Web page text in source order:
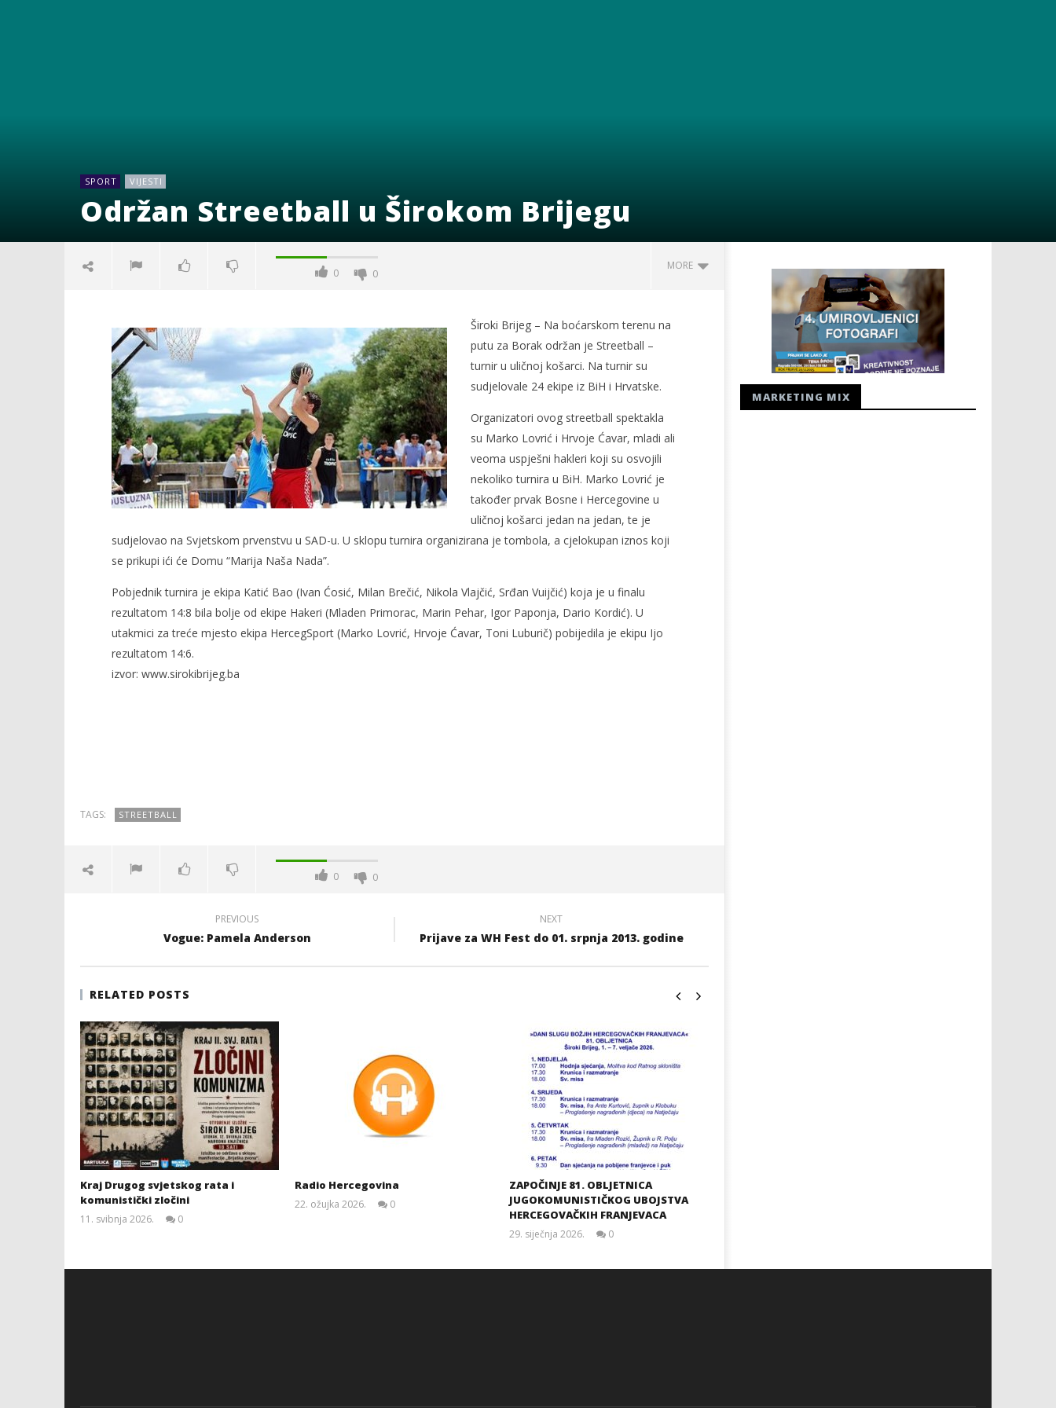
SPORT VIJESTI
Održan Streetball u Širokom Brijegu
0 0
MORE
NOW VIEWING
Održan Streetball u Širokom
Brijegu
lipnja
Rafaela
Kraj Drugog svjetskog rata i
komunistički zločini
5.
lipnja
Rafaela
Radio Hercegovina
5.
lipnja
2013.
Rafaela
Široki Brijeg – Na boćarskom terenu na
putu za Borak održan je Streetball –
turnir u uličnoj košarci. Na turnir su
sudjelovale 24 ekipe iz BiH i Hrvatske.
Organizatori ovog streetball spektakla
su Marko Lovrić i Hrvoje Ćavar, mladi ali
veoma uspješni hakleri koji su osvojili
nekoliko turnira u BiH. Marko Lovrić je
također prvak Bosne i Hercegovine u
uličnoj košarci jedan na jedan, te je
sudjelovao na Svjetskom prvenstvu u SAD-u. U sklopu turnira organizirana je tombola, a cjelokupan iznos koji
se prikupi ići će Domu “Marija Naša Nada”.
Pobjednik turnira je ekipa Katić Bao (Ivan Ćosić, Milan Brečić, Nikola Vlajčić, Srđan Vuijčić) koja je u finalu
rezultatom 14:8 bila bolje od ekipe Hakeri (Mladen Primorac, Marin Pehar, Igor Paponja, Dario Kordić). U
utakmici za treće mjesto ekipa HercegSport (Marko Lovrić, Hrvoje Ćavar, Toni Luburič) pobijedila je ekipu Ijo
rezultatom 14:6.
izvor: www.sirokibrijeg.ba
TAGS: STREETBALL
0 0
PREVIOUS
Vogue: Pamela Anderson
NEXT
Prijave za WH Fest do 01. srpnja 2013. godine
RELATED POSTS
Kraj Drugog svjetskog rata i
komunistički zločini
11. svibnja 2026.
0
Radio Hercegovina
22. ožujka 2026.
0
ZAPOČINJE 81. OBLJETNICA
JUGOKOMUNISTIČKOG UBOJSTVA
HERCEGOVAČKIH FRANJEVACA
29. siječnja 2026.
0
MARKETING MIX